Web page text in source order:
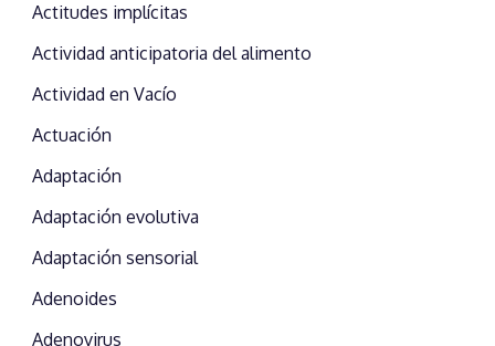
Actitudes implícitas
Actividad anticipatoria del alimento
Actividad en Vacío
Actuación
Adaptación
Adaptación evolutiva
Adaptación sensorial
Adenoides
Adenovirus